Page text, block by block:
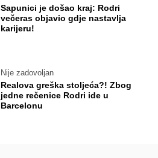
Sapunici je došao kraj: Rodri
večeras objavio gdje nastavlja
karijeru!
Nije zadovoljan
Realova greška stoljeća?! Zbog
jedne rečenice Rodri ide u
Barcelonu